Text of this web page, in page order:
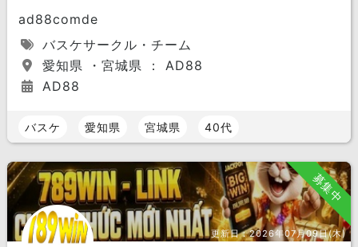
ad88comde
バスケサークル・チーム
愛知県 ・宮城県 ： AD88
AD88
バスケ 愛知県 宮城県 40代
募集中
更新日：2026年07月09日(木)